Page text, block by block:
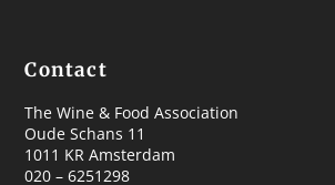
Contact
The Wine & Food Association
Oude Schans 11
1011 KR Amsterdam
020 – 6251298